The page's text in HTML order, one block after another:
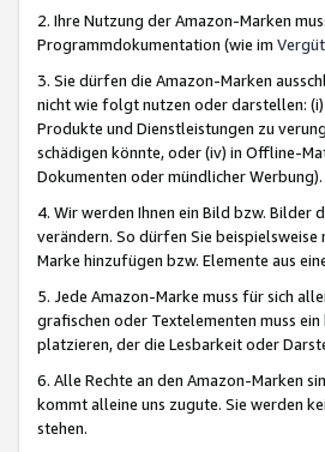
2. Ihre Nutzung der Amazon-Marken
Programmdokumentation (wie im
3. Sie dürfen die Amazon-Marken
nicht wie folgt nutzen oder darstellen:
Produkte und Dienstleistungen zu
schädigen könnte, oder (iv) in Offline-
Dokumenten oder mündlicher Werbung).
4. Wir werden Ihnen ein Bild bzw. Bilder
verändern. So dürfen Sie
Marke hinzufügen bzw. Elemente aus
5. Jede Amazon-Marke muss für sich
grafischen oder Textelementen muss
platzieren, der die Lesbarkeit oder
6. Alle Rechte an den Amazon-Marken
kommt alleine uns zugute. Sie werden
stehen.